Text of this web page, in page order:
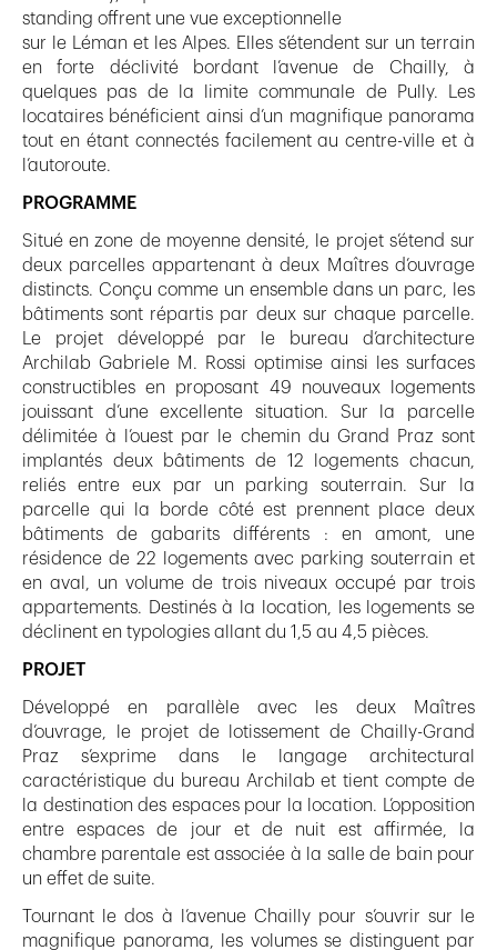
standing offrent une vue exceptionnelle
sur le Léman et les Alpes. Elles s’étendent sur un terrain
en forte déclivité bordant l’avenue de Chailly, à
quelques pas de la limite communale de Pully. Les
locataires bénéficient ainsi d’un magnifique panorama
tout en étant connectés facilement au centre-ville et à
l’autoroute.
PROGRAMME
Situé en zone de moyenne densité, le projet s’étend sur
deux parcelles appartenant à deux Maîtres d’ouvrage
distincts. Conçu comme un ensemble dans un parc, les
bâtiments sont répartis par deux sur chaque parcelle.
Le projet développé par le bureau d’architecture
Archilab Gabriele M. Rossi optimise ainsi les surfaces
constructibles en proposant 49 nouveaux logements
jouissant d’une excellente situation. Sur la parcelle
délimitée à l’ouest par le chemin du Grand Praz sont
implantés deux bâtiments de 12 logements chacun,
reliés entre eux par un parking souterrain. Sur la
parcelle qui la borde côté est prennent place deux
bâtiments de gabarits différents : en amont, une
résidence de 22 logements avec parking souterrain et
en aval, un volume de trois niveaux occupé par trois
appartements. Destinés à la location, les logements se
déclinent en typologies allant du 1,5 au 4,5 pièces.
PROJET
Développé en parallèle avec les deux Maîtres
d’ouvrage, le projet de lotissement de Chailly-Grand
Praz s’exprime dans le langage architectural
caractéristique du bureau Archilab et tient compte de
la destination des espaces pour la location. L’opposition
entre espaces de jour et de nuit est affirmée, la
chambre parentale est associée à la salle de bain pour
un effet de suite.
Tournant le dos à l’avenue Chailly pour s’ouvrir sur le
magnifique panorama, les volumes se distinguent par